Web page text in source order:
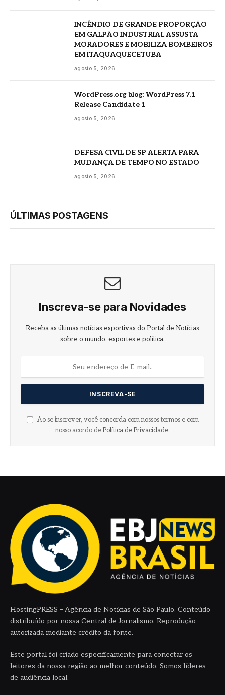
INCÊNDIO DE GRANDE PROPORÇÃO
EM GALPÃO INDUSTRIAL ASSUSTA
MORADORES E MOBILIZA BOMBEIROS
EM ITAQUAQUECETUBA
agosto 5, 2026
WordPress.org blog: WordPress 7.1
Release Candidate 1
agosto 5, 2026
DEFESA CIVIL DE SP ALERTA PARA
MUDANÇA DE TEMPO NO ESTADO
agosto 5, 2026
ÚLTIMAS POSTAGENS
Inscreva-se para Novidades
Receba as últimas notícias esportivas do Portal de Notícias
sobre o mundo, esportes e política.
Ao se inscrever, você concorda com nossos termos e com
nosso acordo de Política de Privacidade.
HostingPRESS – Agência de Notícias de São Paulo. Conteúdo
distribuído por nossa Central de Jornalismo. Reprodução
autorizada mediante crédito da fonte.
Este portal foi criado especificamente para conectar os
leitores da nossa região ao melhor conteúdo. Somos líderes
de audiência local.